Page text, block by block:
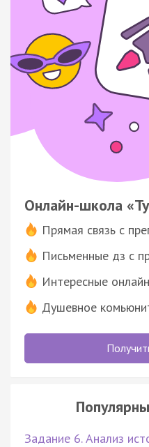
Онлайн-школа
Прямая связь с
Письменные дз с
Интересные
Душевное
Задание 6. Анализ